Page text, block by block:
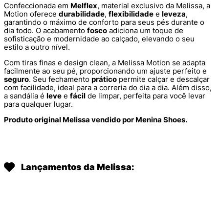
Confeccionada em Melflex, material exclusivo da Melissa, a
Motion oferece durabilidade, flexibilidade e leveza,
garantindo o máximo de conforto para seus pés durante o
dia todo. O acabamento fosco adiciona um toque de
sofisticação e modernidade ao calçado, elevando o seu
estilo a outro nível.
Com tiras finas e design clean, a Melissa Motion se adapta
facilmente ao seu pé, proporcionando um ajuste perfeito e
seguro. Seu fechamento prático permite calçar e descalçar
com facilidade, ideal para a correria do dia a dia. Além disso,
a sandália é leve e fácil de limpar, perfeita para você levar
para qualquer lugar.
Produto original Melissa vendido por Menina Shoes.
Lançamentos da Melissa: